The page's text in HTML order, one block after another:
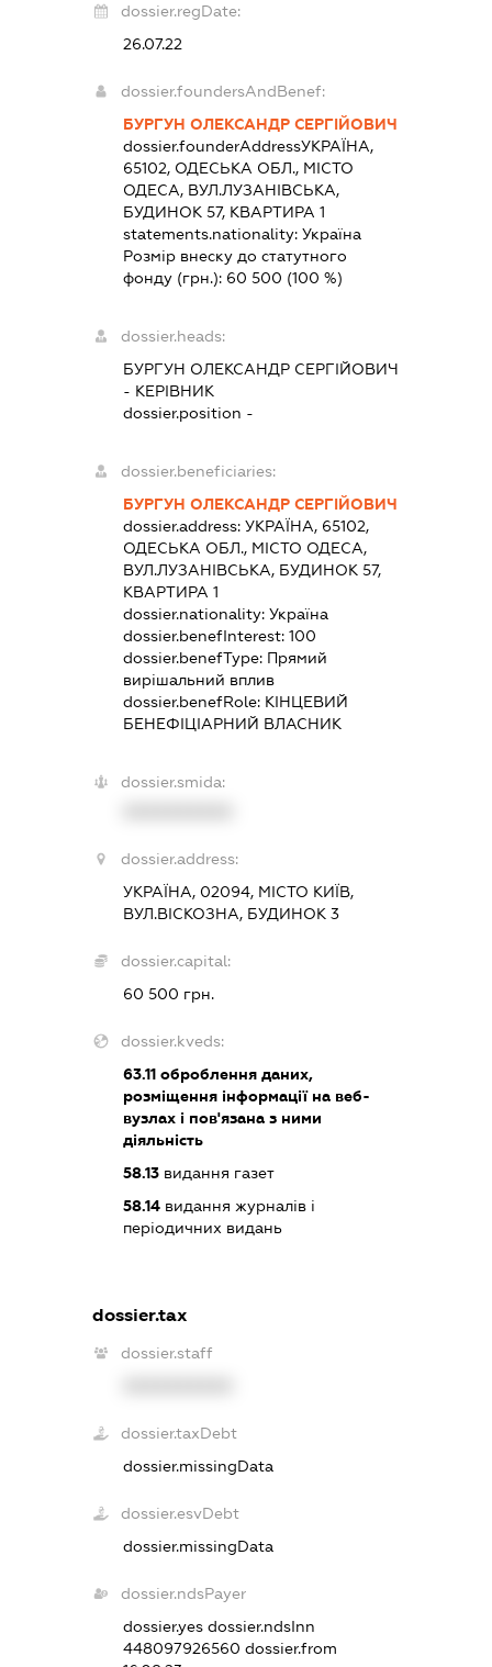
dossier.regDate:
26.07.22
dossier.foundersAndBenef:
БУРГУН ОЛЕКСАНДР СЕРГІЙОВИЧ
dossier.founderAddressУКРАЇНА,
65102, ОДЕСЬКА ОБЛ., МІСТО
ОДЕСА, ВУЛ.ЛУЗАНІВСЬКА,
БУДИНОК 57, КВАРТИРА 1
statements.nationality: Україна
Розмір внеску до статутного
фонду (грн.): 60 500 (100 %)
dossier.heads:
БУРГУН ОЛЕКСАНДР СЕРГІЙОВИЧ
- КЕРІВНИК
dossier.position -
dossier.beneficiaries:
БУРГУН ОЛЕКСАНДР СЕРГІЙОВИЧ
dossier.address: УКРАЇНА, 65102,
ОДЕСЬКА ОБЛ., МІСТО ОДЕСА,
ВУЛ.ЛУЗАНІВСЬКА, БУДИНОК 57,
КВАРТИРА 1
dossier.nationality: Україна
dossier.benefInterest: 100
dossier.benefType: Прямий
вирішальний вплив
dossier.benefRole: КІНЦЕВИЙ
БЕНЕФІЦІАРНИЙ ВЛАСНИК
dossier.smida:
dossier.address:
УКРАЇНА, 02094, МІСТО КИЇВ,
ВУЛ.ВІСКОЗНА, БУДИНОК 3
dossier.capital:
60 500 грн.
dossier.kveds:
63.11оброблення даних,
розміщення інформації на веб-
вузлах і пов'язана з ними
діяльність
58.13видання газет
58.14видання журналів і
періодичних видань
dossier.tax
dossier.staff
dossier.taxDebt
dossier.missingData
dossier.esvDebt
dossier.missingData
dossier.ndsPayer
dossier.yes dossier.ndsInn
448097926560 dossier.from